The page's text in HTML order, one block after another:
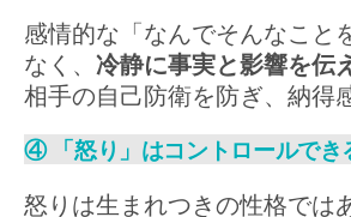
感情的な「なんでそんなこと
なく、 冷静に事実と影響を伝
相手の自己防衛を防ぎ、納得
④ 「怒り」はコントロールでき
怒りは生まれつきの性格では